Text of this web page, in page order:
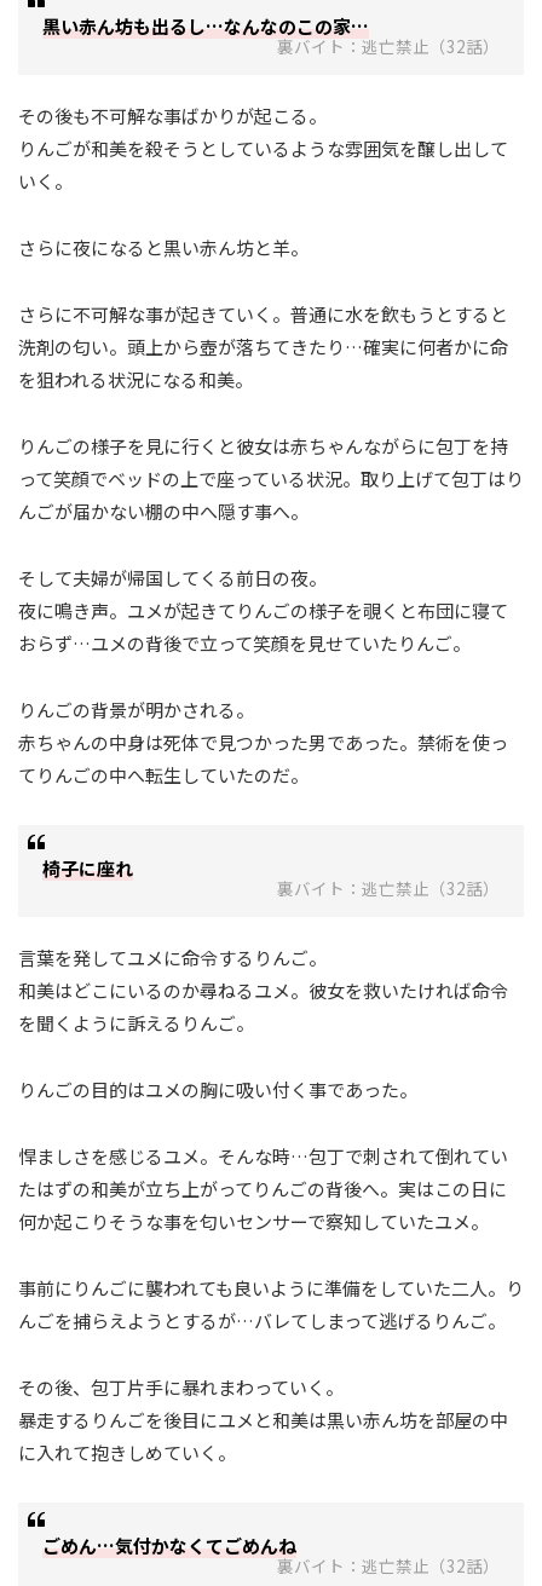
黒い赤ん坊も出るし…なんなのこの家…
裏バイト：逃亡禁止（32話）
その後も不可解な事ばかりが起こる。
りんごが和美を殺そうとしているような雰囲気を醸し出して
いく。
さらに夜になると黒い赤ん坊と羊。
さらに不可解な事が起きていく。普通に水を飲もうとすると
洗剤の匂い。頭上から壺が落ちてきたり…確実に何者かに命
を狙われる状況になる和美。
りんごの様子を見に行くと彼女は赤ちゃんながらに包丁を持
って笑顔でベッドの上で座っている状況。取り上げて包丁はり
んごが届かない棚の中へ隠す事へ。
そして夫婦が帰国してくる前日の夜。
夜に鳴き声。ユメが起きてりんごの様子を覗くと布団に寝て
おらず…ユメの背後で立って笑顔を見せていたりんご。
りんごの背景が明かされる。
赤ちゃんの中身は死体で見つかった男であった。禁術を使っ
てりんごの中へ転生していたのだ。
椅子に座れ
裏バイト：逃亡禁止（32話）
言葉を発してユメに命令するりんご。
和美はどこにいるのか尋ねるユメ。彼女を救いたければ命令
を聞くように訴えるりんご。
りんごの目的はユメの胸に吸い付く事であった。
悍ましさを感じるユメ。そんな時…包丁で刺されて倒れてい
たはずの和美が立ち上がってりんごの背後へ。実はこの日に
何か起こりそうな事を匂いセンサーで察知していたユメ。
事前にりんごに襲われても良いように準備をしていた二人。り
んごを捕らえようとするが…バレてしまって逃げるりんご。
その後、包丁片手に暴れまわっていく。
暴走するりんごを後目にユメと和美は黒い赤ん坊を部屋の中
に入れて抱きしめていく。
ごめん…気付かなくてごめんね
裏バイト：逃亡禁止（32話）